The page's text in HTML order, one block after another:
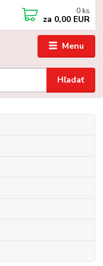
Menu
Hľadať
0 ks
za 0,00 EUR